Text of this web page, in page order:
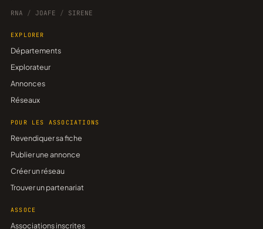
RNA / JOAFE / SIRENE
EXPLORER
Départements
Explorateur
Annonces
Réseaux
POUR LES ASSOCIATIONS
Revendiquer sa fiche
Publier une annonce
Créer un réseau
Trouver un partenariat
ASSOCE
Associations inscrites